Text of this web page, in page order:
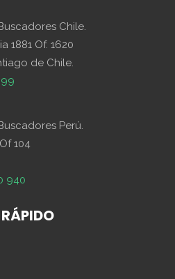
Chile.
1881 Of. 1620
de Chile.
Perú.
104
940